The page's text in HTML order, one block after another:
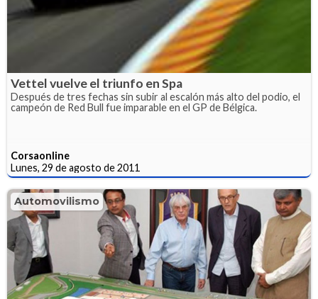
Vettel vuelve el triunfo en Spa
Después de tres fechas sin subir al escalón más alto del podio, el
campeón de Red Bull fue imparable en el GP de Bélgica.
Corsaonline
Lunes, 29 de agosto de 2011
Automovilismo